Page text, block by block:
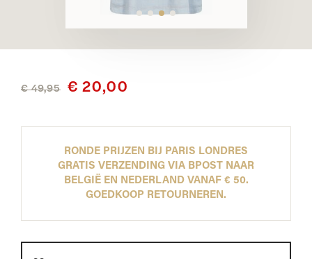
€ 49,95 € 20,00
RONDE PRIJZEN BIJ PARIS LONDRES
GRATIS VERZENDING VIA BPOST NAAR
BELGIË EN NEDERLAND VANAF € 50.
GOEDKOOP RETOURNEREN.